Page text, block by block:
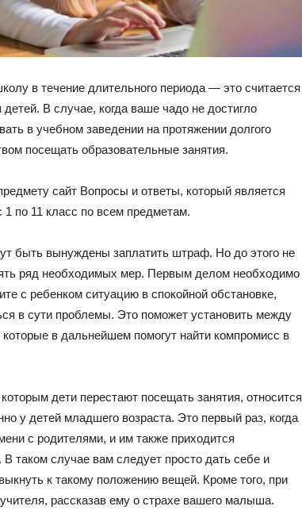
в течение длительного периода — это считается
В случае, когда ваше чадо не достигло
в учебном заведении на протяжении долгого
посещать образовательные занятия.
сайт Вопросы и ответы, который является
по 11 класс по всем предметам.
быть вынуждены заплатить штраф. Но до этого не
ряд необходимых мер. Первым делом необходимо
с ребенком ситуацию в спокойной обстановке,
в сути проблемы. Это поможет установить между
в дальнейшем помогут найти компромисс в
дети перестают посещать занятия, относится
у детей младшего возраста. Это первый раз, когда
с родителями, и им также приходится
таком случае вам следует просто дать себе и
к такому положению вещей. Кроме того, при
рассказав ему о страхе вашего малыша.